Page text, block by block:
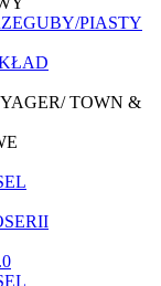
PIASTY
TOWN &